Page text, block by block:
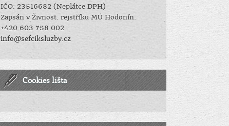
IČO: 23516682 (Neplátce DPH)
Zapsán v Živnost. rejstříku MÚ Hodonín.
+420 603 758 002
info@sefciksluzby.cz
Cookies lišta